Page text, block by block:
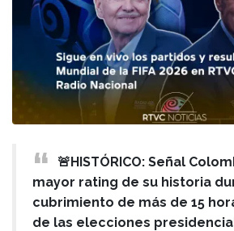
🚨HISTÓRICO: Señal
mayor rating de su historia
cubrimiento de más de 15
de las elecciones